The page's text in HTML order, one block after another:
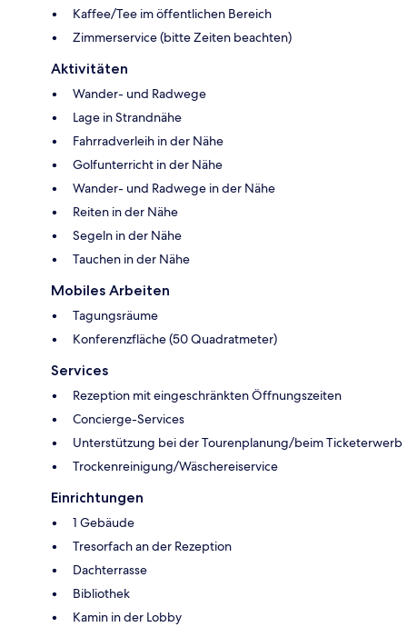
Kaffee/Tee im öffentlichen Bereich
Zimmerservice (bitte Zeiten beachten)
Aktivitäten
Wander- und Radwege
Lage in Strandnähe
Fahrradverleih in der Nähe
Golfunterricht in der Nähe
Wander- und Radwege in der Nähe
Reiten in der Nähe
Segeln in der Nähe
Tauchen in der Nähe
Mobiles Arbeiten
Tagungsräume
Konferenzfläche (50 Quadratmeter)
Services
Rezeption mit eingeschränkten Öffnungszeiten
Concierge-Services
Unterstützung bei der Tourenplanung/beim Ticketerwerb
Trockenreinigung/Wäschereiservice
Einrichtungen
1 Gebäude
Tresorfach an der Rezeption
Dachterrasse
Bibliothek
Kamin in der Lobby